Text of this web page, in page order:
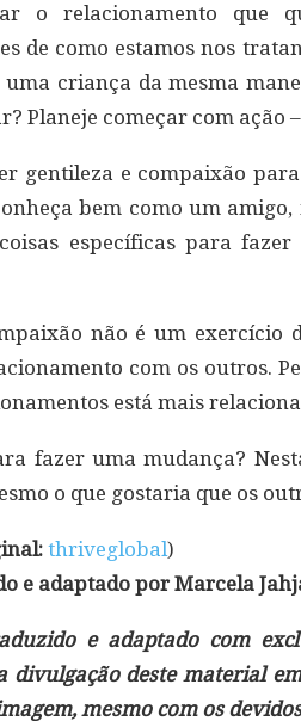
o relacionamento que
de como estamos nos
uma criança da mesma
Planeje começar com ação
gentileza e compaixão
bem como um
específicas para
não é um exercício
com os outros.
está mais
fazer uma mudança?
o que gostaria que os
thriveglobal)
e adaptado por Marcela
e adaptado com
divulgação deste material
mesmo com os